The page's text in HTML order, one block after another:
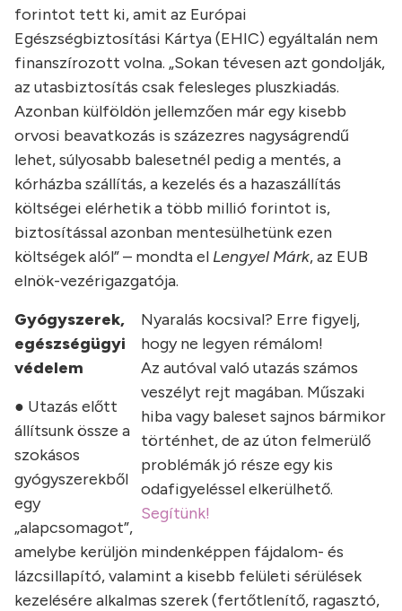
forintot tett ki, amit az Európai
Egészségbiztosítási Kártya (EHIC) egyáltalán nem
finanszírozott volna. „Sokan tévesen azt gondolják,
az utasbiztosítás csak felesleges pluszkiadás.
Azonban külföldön jellemzően már egy kisebb
orvosi beavatkozás is százezres nagyságrendű
lehet, súlyosabb balesetnél pedig a mentés, a
kórházba szállítás, a kezelés és a hazaszállítás
költségei elérhetik a több millió forintot is,
biztosítással azonban mentesülhetünk ezen
költségek alól” – mondta el Lengyel Márk, az EUB
elnök-vezérigazgatója.
Nyaralás kocsival? Erre figyelj,
hogy ne legyen rémálom!
Az autóval való utazás számos
veszélyt rejt magában. Műszaki
hiba vagy baleset sajnos bármikor
történhet, de az úton felmerülő
problémák jó része egy kis
odafigyeléssel elkerülhető.
Segítünk!
Gyógyszerek,
egészségügyi
védelem
● Utazás előtt
állítsunk össze a
szokásos
gyógyszerekből
egy
„alapcsomagot”,
amelybe kerüljön mindenképpen fájdalom- és
lázcsillapító, valamint a kisebb felületi sérülések
kezelésére alkalmas szerek (fertőtlenítő, ragasztó,